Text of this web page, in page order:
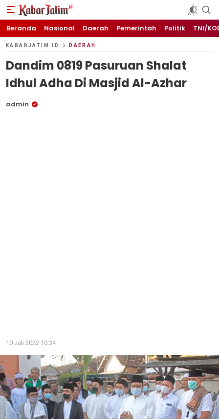
KABARJATIM.id
Kabar Jawa timuran
Beranda Nasional Daerah Pemerintah Politik TNI/
KABARJATIM.ID DAERAH
Dandim 0819 Pasuruan Shalat
Idhul Adha Di Masjid Al-Azhar
admin
10 Juli 2022 10:34